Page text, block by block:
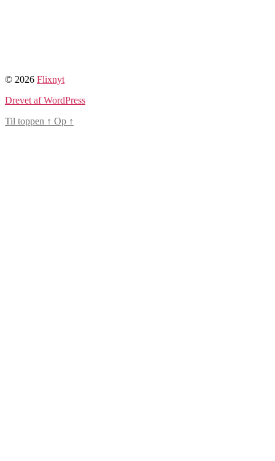
© 2026 Flixnyt
Drevet af WordPress
Til toppen ↑ Op ↑